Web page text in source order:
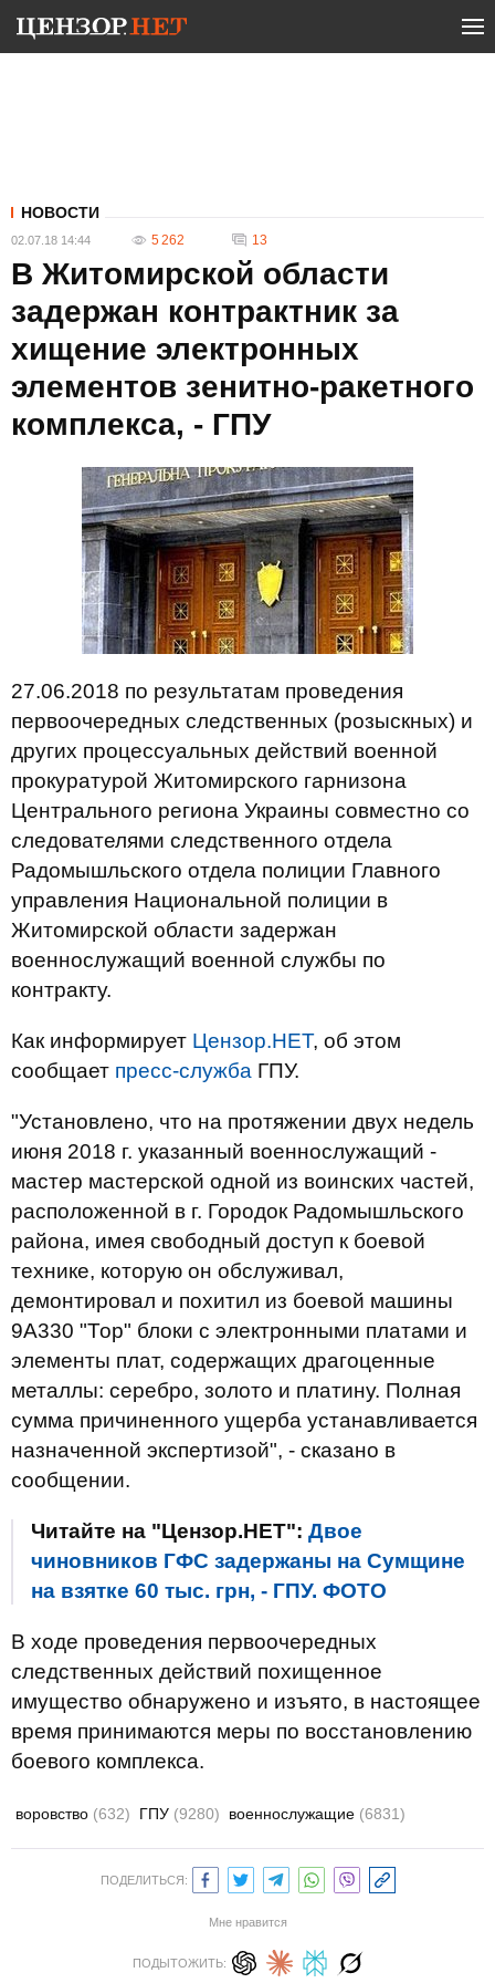
НОВОСТИ
02.07.18 14:44 5 262 13
В Житомирской области
задержан контрактник за
хищение электронных
элементов зенитно-ракетного
комплекса, - ГПУ
27.06.2018 по результатам проведения
первоочередных следственных (розыскных) и
других процессуальных действий военной
прокуратурой Житомирского гарнизона
Центрального региона Украины совместно со
следователями следственного отдела
Радомышльского отдела полиции Главного
управления Национальной полиции в
Житомирской области задержан
военнослужащий военной службы по
контракту.
Как информирует Цензор.НЕТ, об этом
сообщает пресс-служба ГПУ.
"Установлено, что на протяжении двух недель
июня 2018 г. указанный военнослужащий -
мастер мастерской одной из воинских частей,
расположенной в г. Городок Радомышльского
района, имея свободный доступ к боевой
технике, которую он обслуживал,
демонтировал и похитил из боевой машины
9А330 "Тор" блоки с электронными платами и
элементы плат, содержащих драгоценные
металлы: серебро, золото и платину. Полная
сумма причиненного ущерба устанавливается
назначенной экспертизой", - сказано в
сообщении.
Читайте на "Цензор.НЕТ": Двое
чиновников ГФС задержаны на Сумщине
на взятке 60 тыс. грн, - ГПУ. ФОТО
В ходе проведения первоочередных
следственных действий похищенное
имущество обнаружено и изъято, в настоящее
время принимаются меры по восстановлению
боевого комплекса.
воровство (632) ГПУ (9280) военнослужащие (6831)
ПОДЕЛИТЬСЯ:
Мне нравится
ПОДЫТОЖИТЬ: